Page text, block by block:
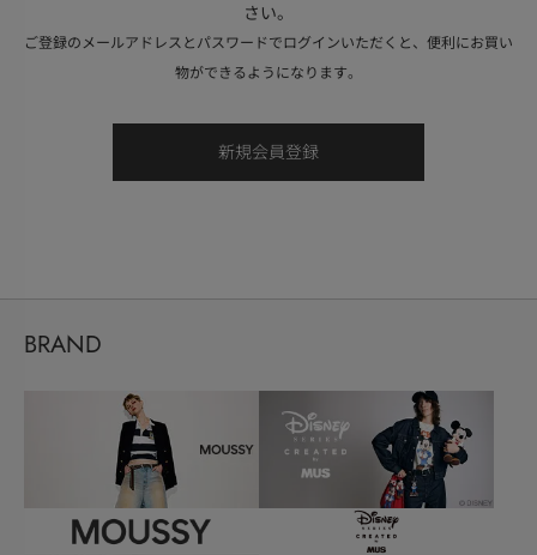
さい。
ご登録のメールアドレスとパスワードでログインいただくと、便利にお買い
物ができるようになります。
BRAND